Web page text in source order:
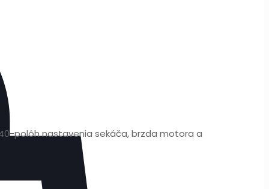
polôh nastavenia sekáča, brzda motora a